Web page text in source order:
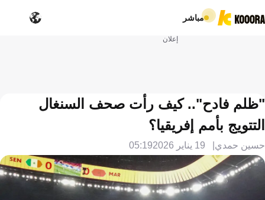
مباشر
إعلان
"ظلم فادح".. كيف رأت صحف السنغال
التتويج بأمم إفريقيا؟
حسين حمدي 19 يناير 2026 05:19